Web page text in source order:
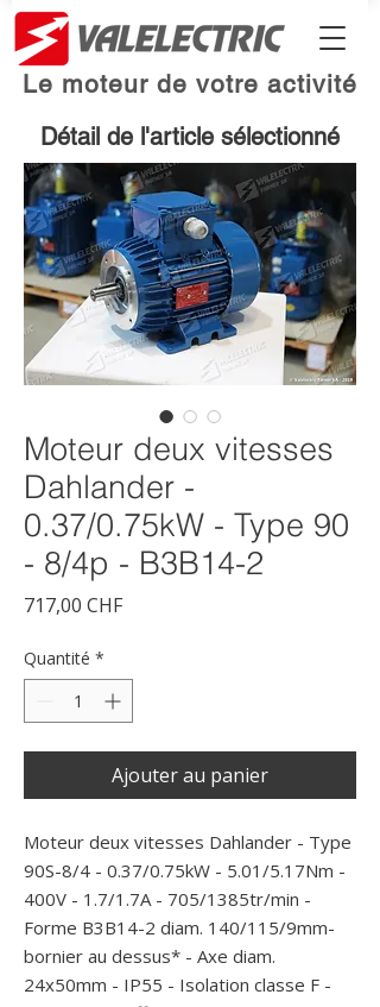
Le moteur de votre activité
Détail de l'article sélectionné
Moteur deux vitesses
Dahlander -
0.37/0.75kW - Type 90
- 8/4p - B3B14-2
717,00 CHFPrix
Quantité *
Ajouter au panier
Moteur deux vitesses Dahlander - Type
90S-8/4 - 0.37/0.75kW - 5.01/5.17Nm -
400V - 1.7/1.7A - 705/1385tr/min -
Forme B3B14-2 diam. 140/115/9mm-
bornier au dessus* - Axe diam.
24x50mm - IP55 - Isolation classe F -